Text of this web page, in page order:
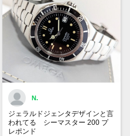
N.
ジェラルドジェンタデザインと言
われてる シーマスター 200 プ
レポンド